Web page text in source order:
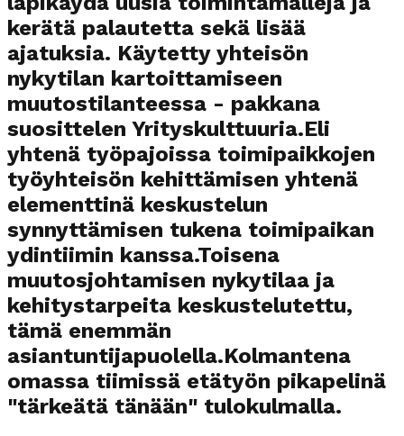
kerätä palautetta sekä lisää
ajatuksia. Käytetty yhteisön
nykytilan kartoittamiseen
muutostilanteessa - pakkana
suosittelen Yrityskulttuuria.Eli
yhtenä työpajoissa toimipaikkojen
työyhteisön kehittämisen yhtenä
elementtinä keskustelun
synnyttämisen tukena toimipaikan
ydintiimin kanssa.Toisena
muutosjohtamisen nykytilaa ja
kehitystarpeita keskustelutettu,
tämä enemmän
asiantuntijapuolella.Kolmantena
omassa tiimissä etätyön pikapelinä
"tärkeätä tänään" tulokulmalla.